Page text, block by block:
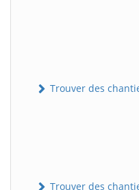
Trouver des
Trouver des